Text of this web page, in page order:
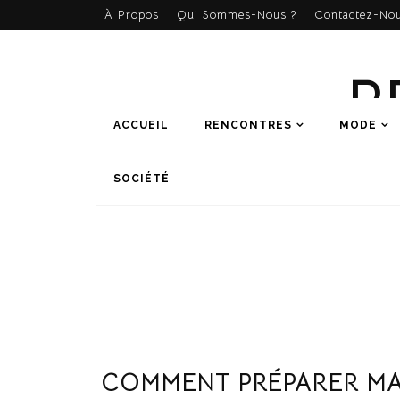
À Propos Qui Sommes-Nous ? Contactez-
ACCUEIL RENCONTRES MODE
SOCIÉTÉ
COMMENT PRÉPARER